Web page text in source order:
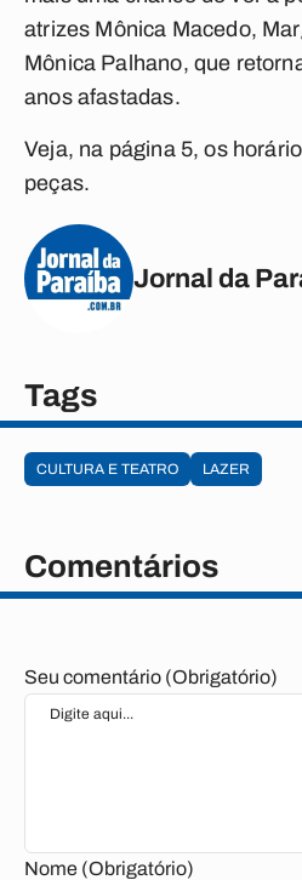
atrizes Mônica Macedo,
Mônica Palhano, que
anos afastadas.
Veja, na página 5, os
peças.
Jornal da
Tags
CULTURA E TEATRO LAZER
Comentários
Seu comentário (Obrigatório)
Nome (Obrigatório)